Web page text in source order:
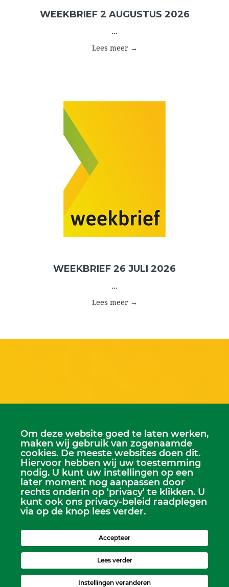
WEEKBRIEF 2 AUGUSTUS 2026
...
Lees meer →
WEEKBRIEF 26 JULI 2026
...
Lees meer →
Scriba
Dhr. Leen Kruithof
scriba@kerkheerjansdam.nl
Om deze website goed te laten werken,
maken wij gebruik van zogenaamde
cookies. De meeste websites doen dit.
Hiervoor hebben wij uw toestemming
nodig. U kunt uw instellingen op een
later moment nog aanpassen door
rechts onderin op 'privacy' te klikken. U
kunt ook ons privacy-beleid raadplegen
via op de knop lees verder.
Accepteer
Lees verder
Instellingen veranderen